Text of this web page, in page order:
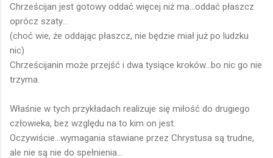
Chrześcijan jest gotowy oddać więcej niż ma...oddać płaszcz
oprócz szaty...
(choć wie, że oddając płaszcz, nie będzie miał już po ludzku
nic)
Chrześcijanin może przejść i dwa tysiące kroków...bo nic go nie
trzyma.
Właśnie w tych przykładach realizuje się miłość do drugiego
człowieka, bez względu na to kim on jest.
Oczywiście...wymagania stawiane przez Chrystusa są trudne,
ale nie są nie do spełnienia...